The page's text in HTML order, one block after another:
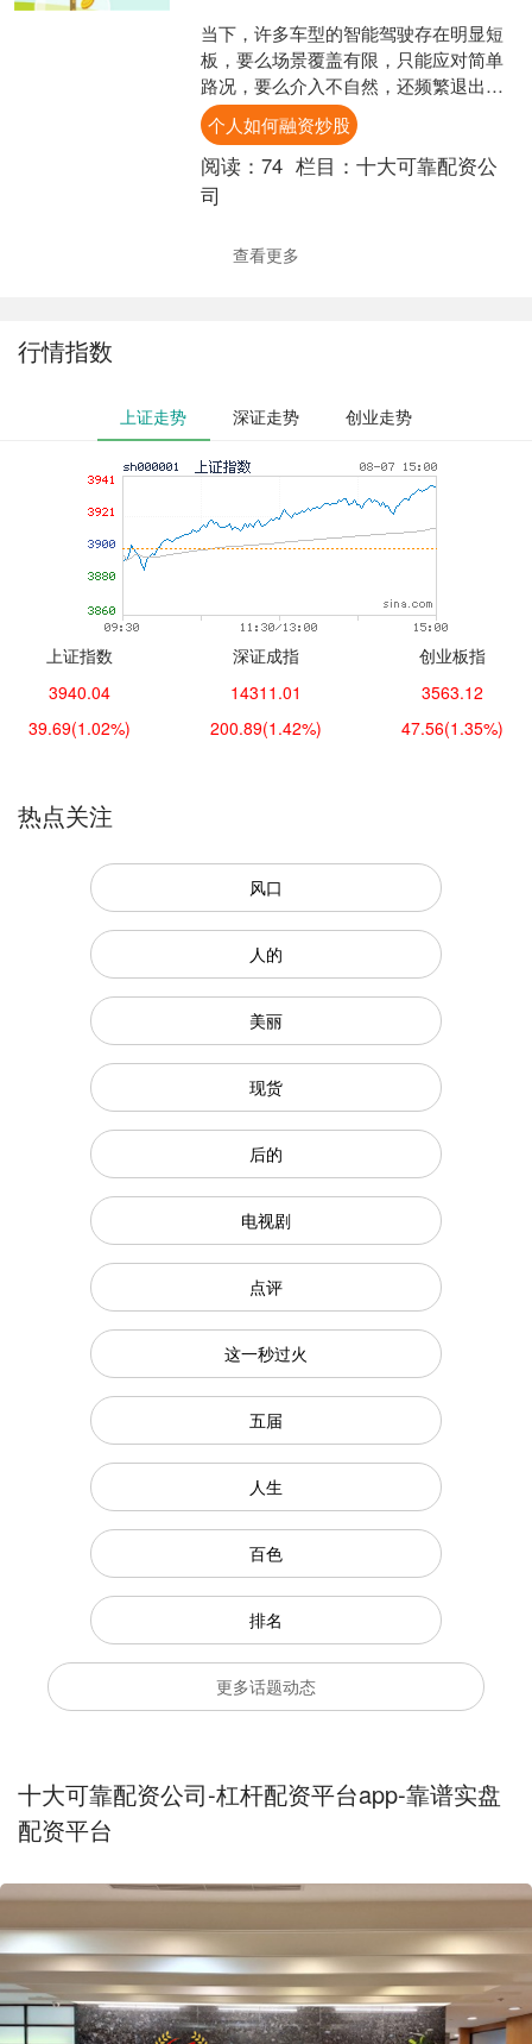
当下，许多车型的智能驾驶存在明显短
板，要么场景覆盖有限，只能应对简单
路况，要么介入不自然，还频繁退出，
不仅无法减轻驾驶负担，反而增加了驾
驶焦虑。然而，一汽奥迪A....
个人如何融资炒股
阅读： 74 栏目： 十大可靠配资公
司
查看更多
行情指数
上证走势 深证走势 创业走势
上证指数
3940.04
39.69(1.02%)
深证成指
14311.01
200.89(1.42%)
创业板指
3563.12
47.56(1.35%)
热点关注
风口
人的
美丽
现货
后的
电视剧
点评
这一秒过火
五届
人生
百色
排名
更多话题动态
十大可靠配资公司-杠杆配资平台app-靠谱实盘
配资平台